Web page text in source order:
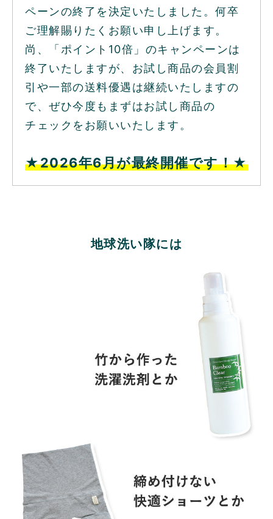
ペーンの終了を決定いたしました。何卒
ご理解賜りたくお願い申し上げます。
尚、「ポイント10倍」のキャンペーンは
終了いたしますが、お試し商品の会員割
引や一部の送料優遇は継続いたしますの
で、ぜひ今度もまずはお試し商品の
チェックをお願いいたします。
★2026年6月が最終開催です！★
地球洗い隊には